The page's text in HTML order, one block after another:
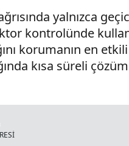
yalnızca
kontrolünde
korumanın en
kısa süreli